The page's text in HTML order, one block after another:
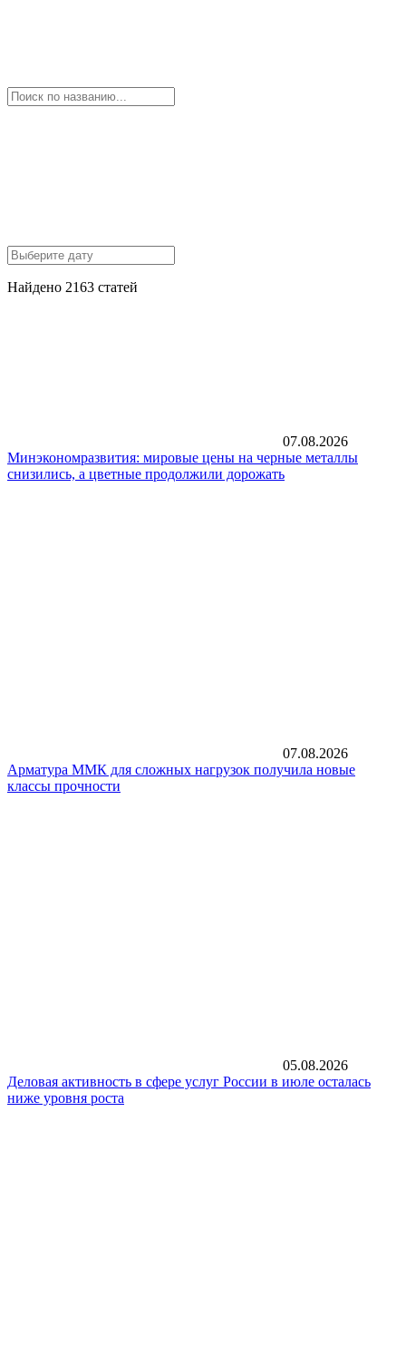
Найдено 2163 статей
07.08.2026
Минэкономразвития: мировые цены на черные металлы
снизились, а цветные продолжили дорожать
07.08.2026
Арматура ММК для сложных нагрузок получила новые
классы прочности
05.08.2026
Деловая активность в сфере услуг России в июле осталась
ниже уровня роста